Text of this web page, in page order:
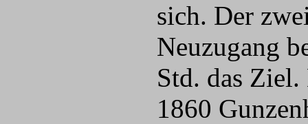
sich. Der
Neuzugang
Std. das
1860